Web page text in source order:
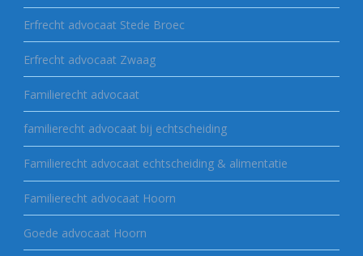
Erfrecht advocaat Stede Broec
Erfrecht advocaat Zwaag
Familierecht advocaat
familierecht advocaat bij echtscheiding
Familierecht advocaat echtscheiding & alimentatie
Familierecht advocaat Hoorn
Goede advocaat Hoorn